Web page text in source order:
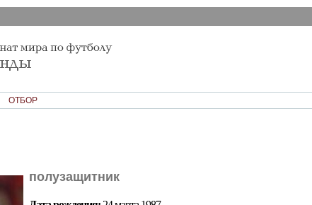
ОТБОР
полузащитник